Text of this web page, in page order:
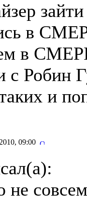
в
в
с Робин
и
09:00
не